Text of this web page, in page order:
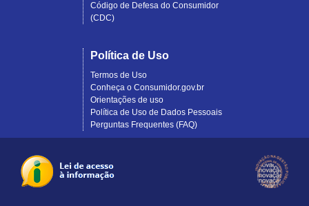
Código de Defesa do Consumidor
(CDC)
Política de Uso
Termos de Uso
Conheça o Consumidor.gov.br
Orientações de uso
Política de Uso de Dados Pessoais
Perguntas Frequentes (FAQ)